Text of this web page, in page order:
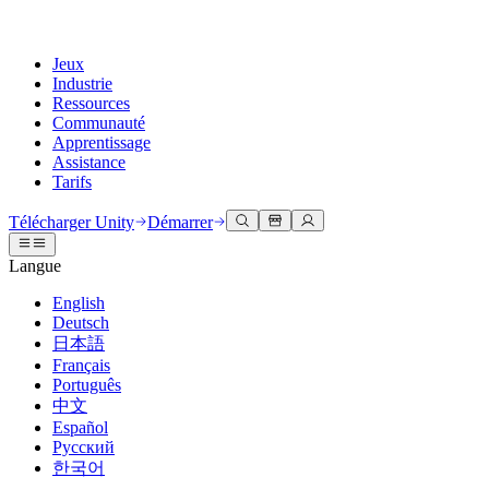
Jeux
Industrie
Ressources
Communauté
Apprentissage
Assistance
Tarifs
Moteur Unity
Créez des jeux 2D et 3D pour n'importe quelle plateforme
Collaboration
Collaborez et itérez rapidement avec votre équipe
Télécharger Unity
Offres et tarifs
Déployez
Multiplateforme
Collaboration 3D
Construisez et révisez des projets 3D en temps réel
Formation immersive
Entraînez-vous dans des environnements immersifs
Expériences client
Créez des expériences interactives 3D
Secteurs
Fabrication
Documentation
Outils de développement
Versions de publication et suivi des problèmes
Feuille de route
Examiner les fonctionnalités à venir
Glossaire
Discussions
Événements
Événements mondiaux et locaux
Histoires de la communauté
Made with Unity
Mise en avant des créateurs Unity
Unity Learn
Maîtrisez les compétences Unity gratuitement
Formation professionnelle
Améliorez votre équipe avec des formateurs Unity
Vous découvrez Unity ?
Démarrer
Démarrez votre apprentissage
Parcours essentiels Unity
Obtenir de l'aide
Vous aider à réussir avec Unity
Plans de succès
Atteignez vos objectifs plus rapidement avec un support expert
FAQ
Réponses aux questions courantes
Contactez-nous.
Connectez-vous avec notre équipe
Télécharger Unity Démarrer
Langue
English
Deutsch
日本語
Français
Português
中文
Español
Русский
한국어